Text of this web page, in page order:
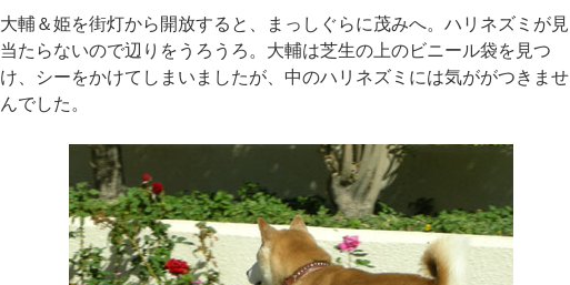
大輔＆姫を街灯から開放すると、まっしぐらに茂みへ。ハリネズミが見
当たらないので辺りをうろうろ。大輔は芝生の上のビニール袋を見つ
け、シーをかけてしまいましたが、中のハリネズミには気ががつきませ
んでした。